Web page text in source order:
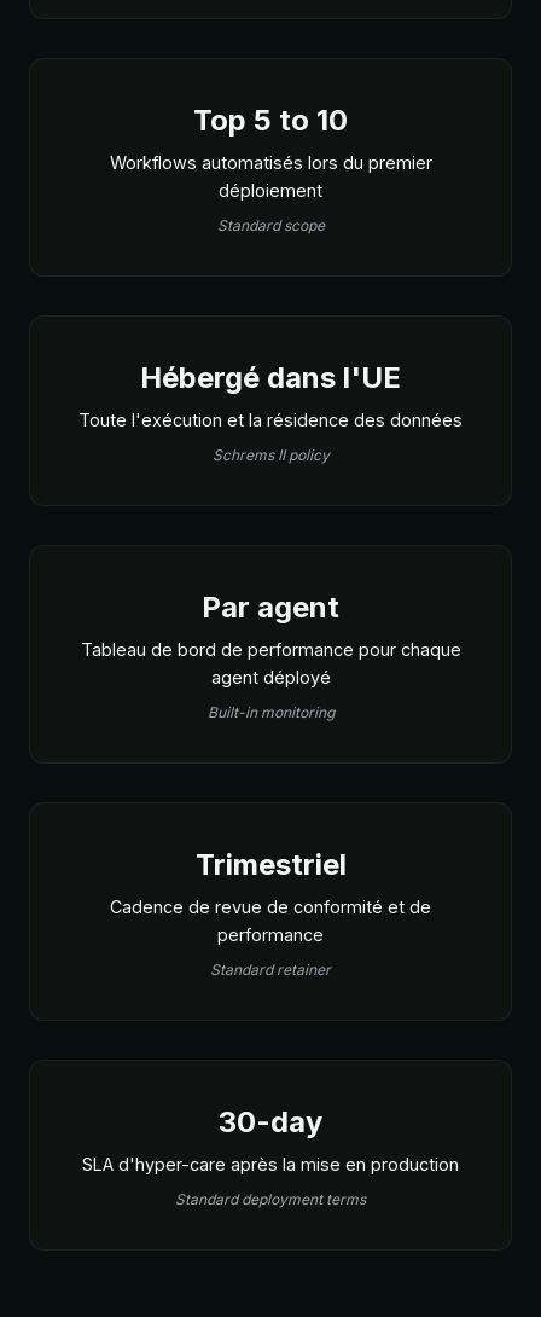
Top 5 to 10
Workflows automatisés lors du premier
déploiement
Standard scope
Hébergé dans l'UE
Toute l'exécution et la résidence des données
Schrems II policy
Par agent
Tableau de bord de performance pour chaque
agent déployé
Built-in monitoring
Trimestriel
Cadence de revue de conformité et de
performance
Standard retainer
30-day
SLA d'hyper-care après la mise en production
Standard deployment terms